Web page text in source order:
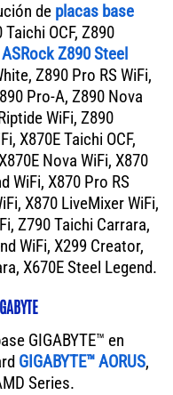
de placas base
OCF, Z890
ASRock Z890 Steel
Z890 Pro RS WiFi,
Pro-A, Z890 Nova
WiFi, Z890
X870E Taichi OCF,
Nova WiFi, X870
WiFi, X870 Pro RS
X870 LiveMixer WiFi,
Z790 Taichi Carrara,
WiFi, X299 Creator,
X670E Steel Legend.
GIGABYTE™ en
GIGABYTE™ AORUS,
Series.